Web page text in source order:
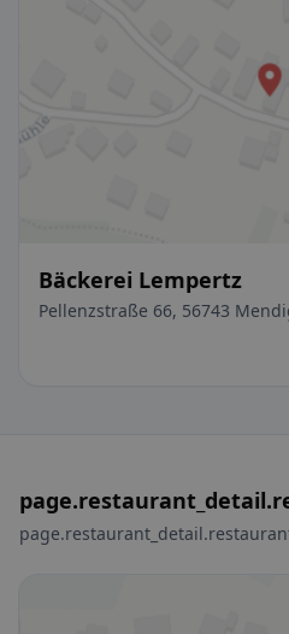
Bäckerei Lempertz
Pellenzstraße 66, 56743